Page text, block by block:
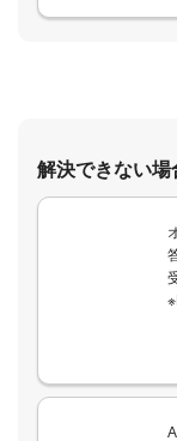
解決できない場